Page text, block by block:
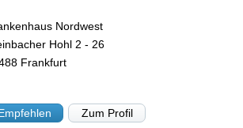
Nordwest
Hohl 2 - 26
Frankfurt
Zum Profil